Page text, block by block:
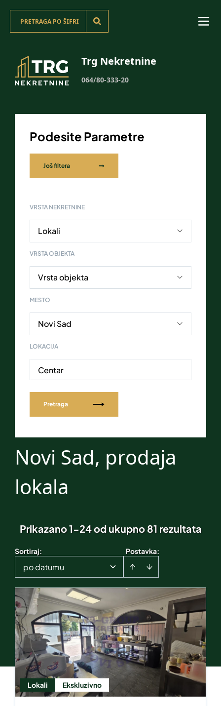
Trg Nekretnine
064/80-333-20
Podesite Parametre
Još filtera
VRSTA NEKRETNINE
VRSTA OBJEKTA
MESTO
LOKACIJA
Centar
Pretraga
Novi Sad, prodaja
lokala
Prikazano 1-24 od ukupno 81 rezultata
Postavka:
Sortiraj:
po datumu
Lokali Ekskluzivno